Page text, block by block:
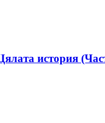
история